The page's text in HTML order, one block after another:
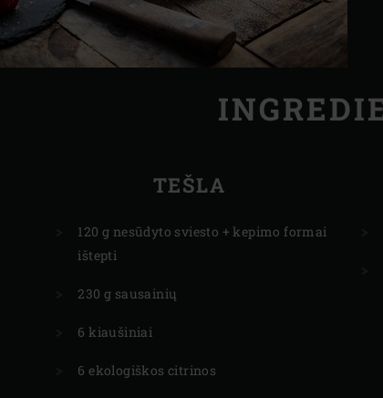
TEŠLA
120 g nesūdyto sviesto + kepimo formai
ištepti
230 g sausainių
6 kiaušiniai
6 ekologiškos citrinos